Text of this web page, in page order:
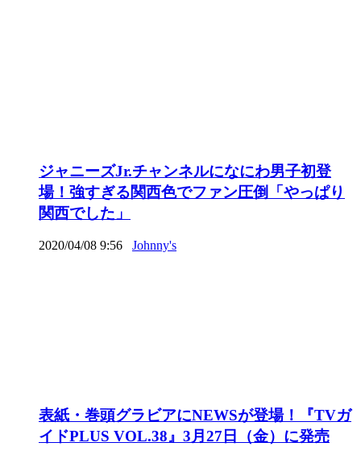
ジャニーズJr.チャンネルになにわ男子初登
場！強すぎる関西色でファン圧倒「やっぱり
関西でした」
2020/04/08 9:56 Johnny's
表紙・巻頭グラビアにNEWSが登場！『TVガ
イドPLUS VOL.38』3月27日（金）に発売